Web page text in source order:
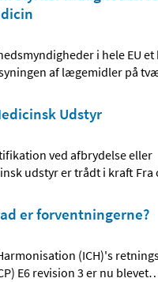
i hele EU
af lægemidler på
Udstyr
ved afbrydelse eller
udstyr er trådt i kraft Fra
er forventningerne?
(ICH)'s
E6 revision 3 er nu blevet